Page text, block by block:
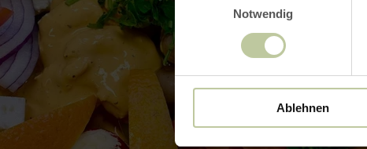
Notwendig
Ablehnen